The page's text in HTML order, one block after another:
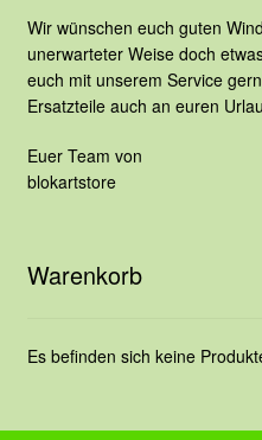
Wir wünschen euch guten
unerwarteter Weise doch
euch mit unserem Service
Ersatzteile auch an euren
Euer Team von
blokartstore
Warenkorb
Es befinden sich keine